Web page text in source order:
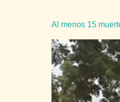
Al menos 15